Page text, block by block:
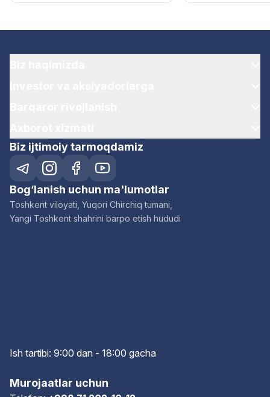
Biz ijtimoiy tarmoqdamiz
Bog‘lanish uchun ma'lumotlar
Toshkent viloyati, Yuqori Chirchiq tumani,
Yangi Toshkent shahrini barpo etish hududi
Ish tartibi: 9:00 dan - 18:00 gacha
Murojaatlar uchun